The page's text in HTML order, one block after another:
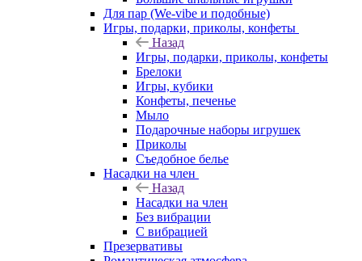
Для пар (We-vibe и подобные)
Игры, подарки, приколы, конфеты
Назад
Игры, подарки, приколы, конфеты
Брелоки
Игры, кубики
Конфеты, печенье
Мыло
Подарочные наборы игрушек
Приколы
Съедобное белье
Насадки на член
Назад
Насадки на член
Без вибрации
С вибрацией
Презервативы